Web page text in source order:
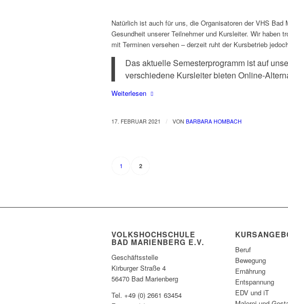
Natürlich ist auch für uns, die Organisatoren der VHS
Gesundheit unserer Teilnehmer und Kursleiter. Wir haben
mit Terminen versehen – derzeit ruht der Kursbetrieb
Das aktuelle Semesterprogramm ist auf
verschiedene Kursleiter bieten Online-
Weiterlesen
17. FEBRUAR 2021 / VON BARBARA HOMBACH
1 2
VOLKSHOCHSCHULE
BAD MARIENBERG E.V.
Geschäftsstelle
Kirburger Straße 4
56470 Bad Marienberg
Tel. +49 (0) 2661 63454
Beruf
Bewegung
Ernährung
Entspannung
EDV und iT